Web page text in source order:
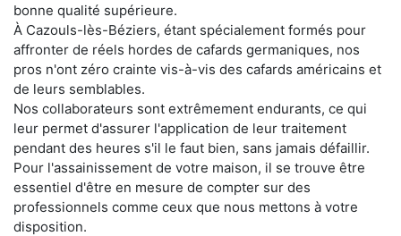
bonne qualité supérieure.
À Cazouls-lès-Béziers, étant spécialement formés pour
affronter de réels hordes de cafards germaniques, nos
pros n'ont zéro crainte vis-à-vis des cafards américains et
de leurs semblables.
Nos collaborateurs sont extrêmement endurants, ce qui
leur permet d'assurer l'application de leur traitement
pendant des heures s'il le faut bien, sans jamais défaillir.
Pour l'assainissement de votre maison, il se trouve être
essentiel d'être en mesure de compter sur des
professionnels comme ceux que nous mettons à votre
disposition.